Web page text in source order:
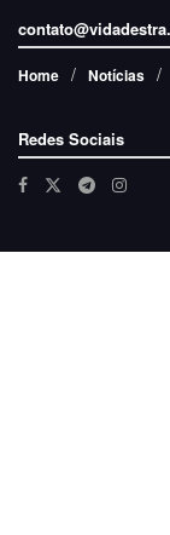
Home Notícias
Redes Sociais